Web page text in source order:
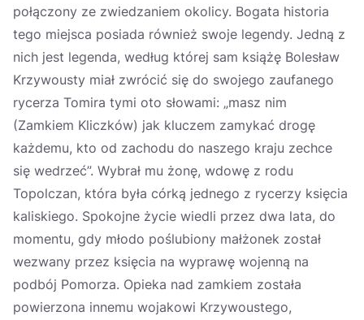
połączony ze zwiedzaniem okolicy. Bogata historia
tego miejsca posiada również swoje legendy. Jedną z
nich jest legenda, według której sam książę Bolesław
Krzywousty miał zwrócić się do swojego zaufanego
rycerza Tomira tymi oto słowami: „masz nim
(Zamkiem Kliczków) jak kluczem zamykać drogę
każdemu, kto od zachodu do naszego kraju zechce
się wedrzeć”. Wybrał mu żonę, wdowę z rodu
Topolczan, która była córką jednego z rycerzy księcia
kaliskiego. Spokojne życie wiedli przez dwa lata, do
momentu, gdy młodo poślubiony małżonek został
wezwany przez księcia na wyprawę wojenną na
podbój Pomorza. Opieka nad zamkiem została
powierzona innemu wojakowi Krzywoustego,